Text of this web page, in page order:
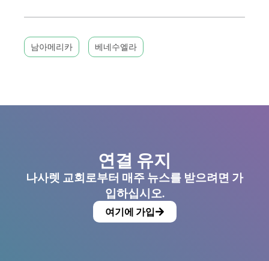
남아메리카 베네수엘라
연결 유지
나사렛 교회로부터 매주 뉴스를 받으려면 가
입하십시오.
여기에 가입